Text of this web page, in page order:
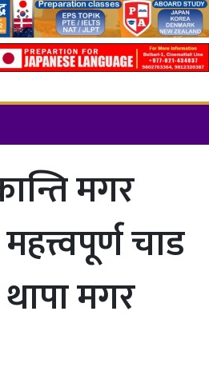
मगर
चाड
मगर